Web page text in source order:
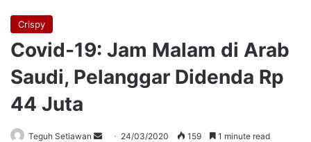
Crispy
Covid-19: Jam Malam di Arab
Saudi, Pelanggar Didenda Rp
44 Juta
Teguh Setiawan
Send 24/03/2020 159 1 minute read